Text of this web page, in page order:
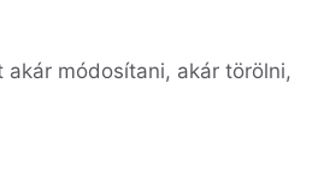
módosítani, akár törölni,